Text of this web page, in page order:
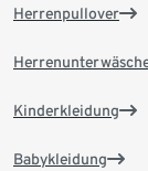
Herrenpullover
Kinderkleidung
Babykleidung